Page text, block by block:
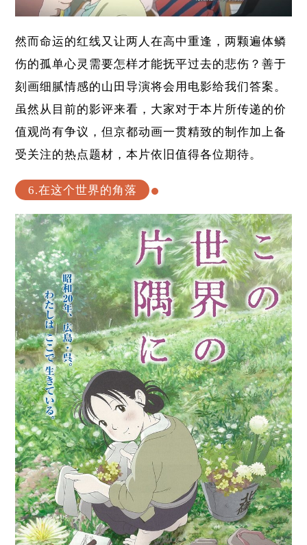
然而命运的红线又让两人在高中重逢，两颗遍体鳞
伤的孤单心灵需要怎样才能抚平过去的悲伤？善于
刻画细腻情感的山田导演将会用电影给我们答案。
虽然从目前的影评来看，大家对于本片所传递的价
值观尚有争议，但京都动画一贯精致的制作加上备
受关注的热点题材，本片依旧值得各位期待。
6.在这个世界的角落